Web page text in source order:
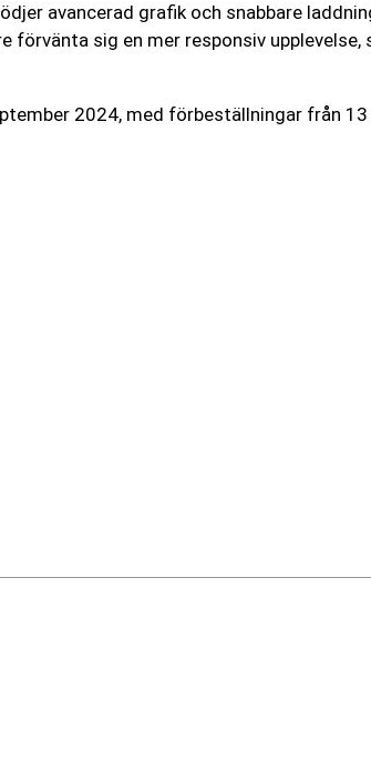
avancerad grafik och snabbare
sig en mer responsiv
2024, med förbeställningar från